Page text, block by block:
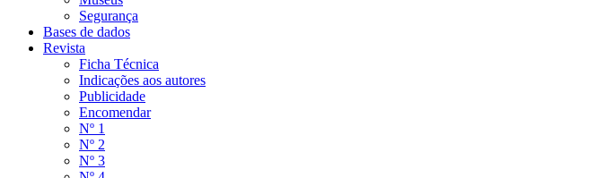
Segurança
Bases de dados
Revista
Ficha Técnica
Indicações aos autores
Publicidade
Encomendar
Nº 1
Nº 2
Nº 3